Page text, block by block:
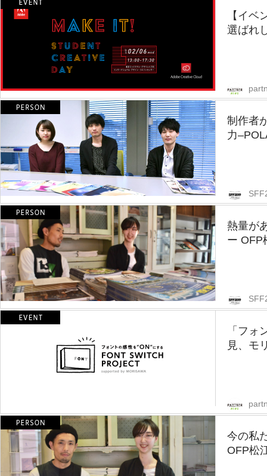
【イベ
選ばれ
制作者
力
熱量が
ー OFP
「フォ
見、モ
今の私
OFP松